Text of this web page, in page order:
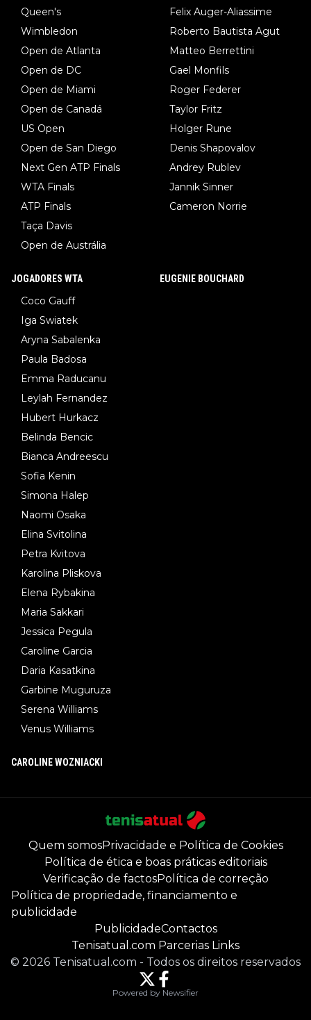
Queen's
Wimbledon
Open de Atlanta
Open de DC
Open de Miami
Open de Canadá
US Open
Open de San Diego
Next Gen ATP Finals
WTA Finals
ATP Finals
Taça Davis
Open de Austrália
Felix Auger-Aliassime
Roberto Bautista Agut
Matteo Berrettini
Gael Monfils
Roger Federer
Taylor Fritz
Holger Rune
Denis Shapovalov
Andrey Rublev
Jannik Sinner
Cameron Norrie
JOGADORES WTA
Coco Gauff
Iga Swiatek
Aryna Sabalenka
Paula Badosa
Emma Raducanu
Leylah Fernandez
Hubert Hurkacz
Belinda Bencic
Bianca Andreescu
Sofia Kenin
Simona Halep
Naomi Osaka
Elina Svitolina
Petra Kvitova
Karolina Pliskova
Elena Rybakina
Maria Sakkari
Jessica Pegula
Caroline Garcia
Daria Kasatkina
Garbine Muguruza
Serena Williams
Venus Williams
EUGENIE BOUCHARD
CAROLINE WOZNIACKI
Quem somosPrivacidade e Política de Cookies
Política de ética e boas práticas editoriais
Verificação de factosPolítica de correção
Política de propriedade, financiamento e
publicidade
PublicidadeContactos
Tenisatual.com Parcerias Links
© 2026 Tenisatual.com - Todos os direitos reservados
Powered by Newsifier